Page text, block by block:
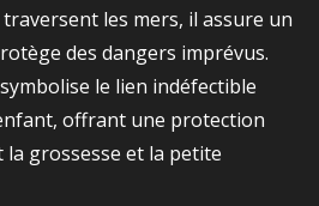
les mers, il assure un
des dangers imprévus.
le lien indéfectible
offrant une protection
grossesse et la petite